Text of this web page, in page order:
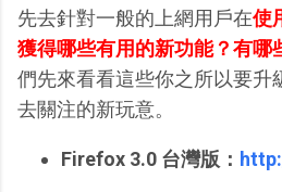
先去針對一般的上網用戶在使
獲得哪些有用的新功能？有哪
們先來看看這些你之所以要升
去關注的新玩意。
Firefox 3.0 台灣版：